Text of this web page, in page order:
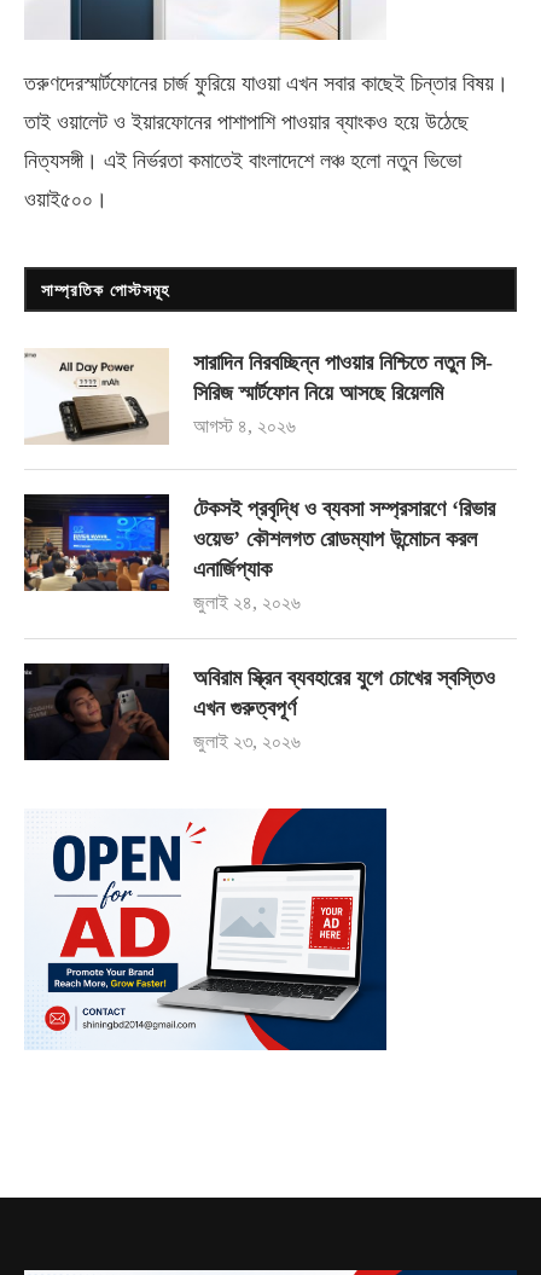
তরুণদেরস্মার্টফোনের চার্জ ফুরিয়ে যাওয়া এখন সবার কাছেই চিন্তার বিষয়।
তাই ওয়ালেট ও ইয়ারফোনের পাশাপাশি পাওয়ার ব্যাংকও হয়ে উঠেছে
নিত্যসঙ্গী। এই নির্ভরতা কমাতেই বাংলাদেশে লঞ্চ হলো নতুন ভিভো
ওয়াই৫০০ ।
সাম্প্রতিক পোস্টসমূহ
সারাদিন নিরবচ্ছিন্ন পাওয়ার নিশ্চিতে নতুন সি-
সিরিজ স্মার্টফোন নিয়ে আসছে রিয়েলমি
আগস্ট ৪, ২০২৬
টেকসই প্রবৃদ্ধি ও ব্যবসা সম্প্রসারণে ‘রিভার
ওয়েভ’ কৌশলগত রোডম্যাপ উন্মোচন করল
এনার্জিপ্যাক
জুলাই ২৪, ২০২৬
অবিরাম স্ক্রিন ব্যবহারের যুগে চোখের স্বস্তিও
এখন গুরুত্বপূর্ণ
জুলাই ২৩, ২০২৬